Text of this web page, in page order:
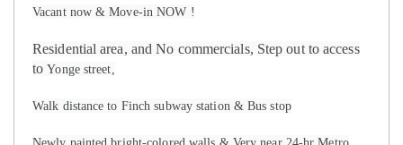
Vacant now & Move-in NOW !
Residential area, and No commercials, Step out to access
toYonge street,
Walk distance to Finch subway station & Bus stop
Newly painted bright-colored walls & Very near 24-hr Metro